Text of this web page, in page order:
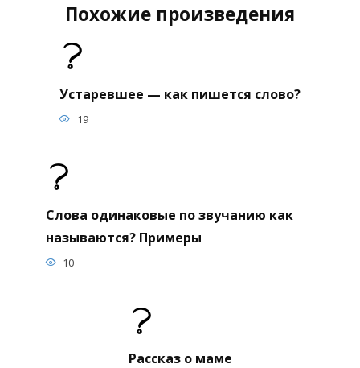
Похожие произведения
Устаревшее — как пишется слово?
19
Слова одинаковые по звучанию как
называются? Примеры
10
Рассказ о маме